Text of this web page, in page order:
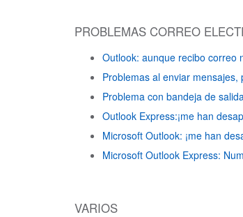
PROBLEMAS CORREO
Outlook: aunque recibo correo
Problemas al enviar mensajes,
Problema con bandeja de
Outlook Express:¡me han
Microsoft Outlook: ¡me han
Microsoft Outlook Express:
VARIOS